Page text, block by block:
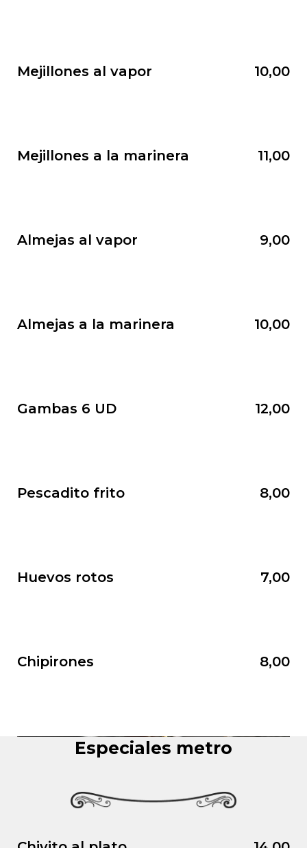
Mejillones al vapor 10,00
Mejillones a la marinera 11,00
Almejas al vapor 9,00
Almejas a la marinera 10,00
Gambas 6 UD 12,00
Pescadito frito 8,00
Huevos rotos 7,00
Chipirones 8,00
Especiales metro